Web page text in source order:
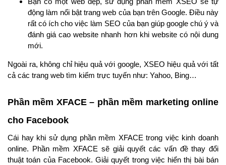
động làm nổi bật trang web của bạn trên Google. Điều này
rất có ích cho việc làm SEO của bạn giúp google chú ý và
đánh giá cao website nhanh hơn khi website có nội dung
mới.
Ngoài ra, không chỉ hiệu quả với google, XSEO hiệu quả với tất
cả các trang web tìm kiếm trực tuyến như: Yahoo, Bing…
Phần mềm XFACE – phần mềm marketing online
cho Facebook
Cái hay khi sử dụng phần mềm XFACE trong việc kinh doanh
online. Phần mềm XFACE sẽ giải quyết các vấn đề thay đổi
thuật toán của Facebook. Giải quyết trong việc hiển thị bài bán